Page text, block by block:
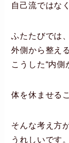
自己流ではな
ふたたびでは、
外側から整え
こうした“内側
体を休ませる
そんな考え方
うれしいです。